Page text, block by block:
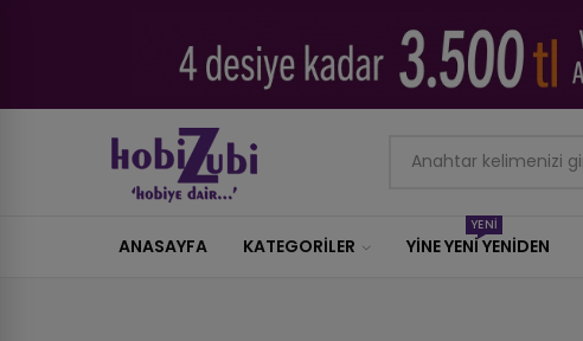
ANASAYFA KATEGORILER YİNE YENİ YENİDEN
YENİ